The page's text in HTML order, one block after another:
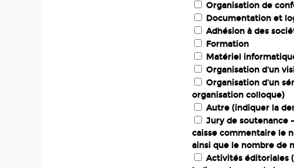
Organisation de
Documentation et
Adhésion à des
Formation
Matériel
Organisation d'un
Organisation d'un
organisation colloque)
Autre (indiquer la
Jury de soutenance
caisse commentaire le
ainsi que le nombre de
Activités éditoriales